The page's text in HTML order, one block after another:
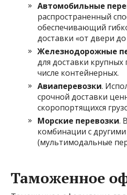
Автомобильные
распространенный
обеспечивающий
доставки «от двери
Железнодорожные
для доставки крупных
числе контейнерных.
Авиаперевозки.
срочной доставки
скоропортящихся
Морские перевозки.
комбинации с
(мультимодальные
Таможенное